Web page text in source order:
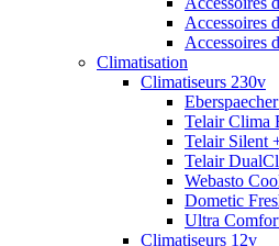
Accessoires
Accessoires
Climatisation
Climatiseurs 230v
Telair Clima
Telair Silent
Telair
Webasto
Dometic
Ultra
Climatiseurs 12v